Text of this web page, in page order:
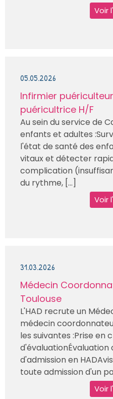
Voir
05.05.2026
Infirmier
puéricultrice H/F
Au sein du service de
enfants et adultes
l'état de santé des
vitaux et détecter
complication
du rythme, [...]
Voir
31.03.2026
Médecin
Toulouse
L'HAD recrute un
médecin
les suivantes :Prise en
d'admission en
toute admission d'un
Voir